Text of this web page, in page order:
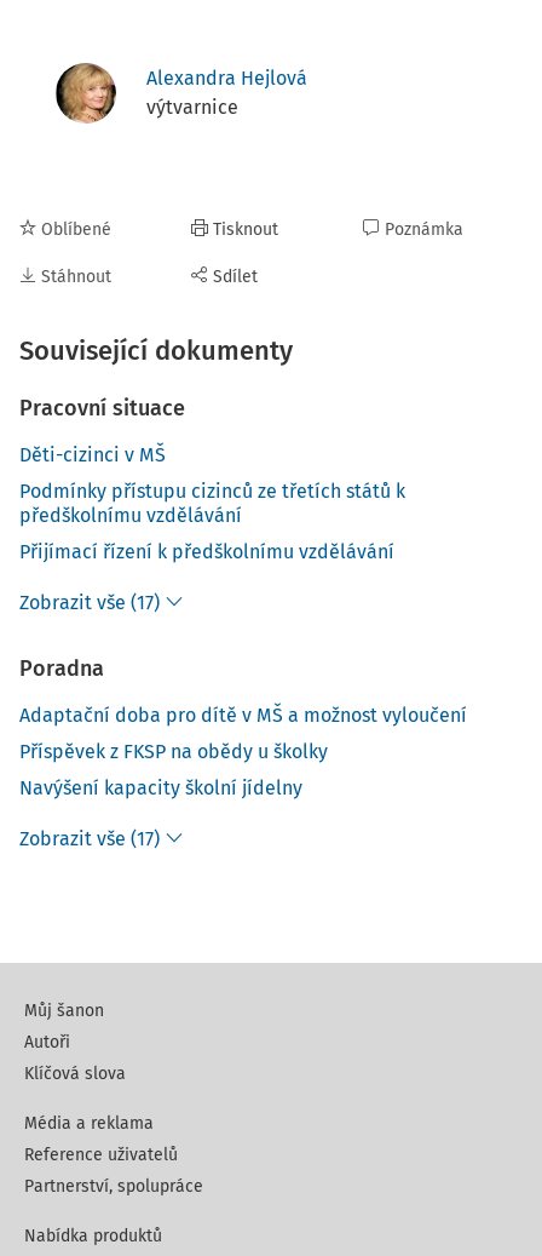
Alexandra Hejlová
výtvarnice
Oblíbené
Stáhnout
Tisknout
Sdílet
Poznámka
Související dokumenty
Pracovní situace
Děti-cizinci v MŠ
Podmínky přístupu cizinců ze třetích států k
předškolnímu vzdělávání
Přijímací řízení k předškolnímu vzdělávání
Zobrazit vše (17)
Poradna
Adaptační doba pro dítě v MŠ a možnost vyloučení
Příspěvek z FKSP na obědy u školky
Navýšení kapacity školní jídelny
Zobrazit vše (17)
Můj šanon
Autoři
Klíčová slova
Média a reklama
Reference uživatelů
Partnerství, spolupráce
Nabídka produktů